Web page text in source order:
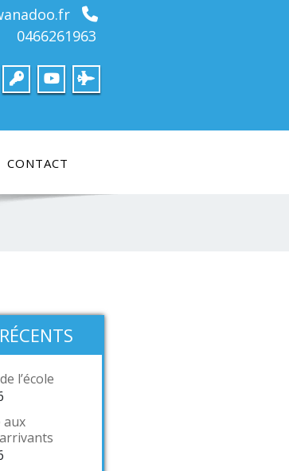
0466261963
CONTACT
l’école
aux